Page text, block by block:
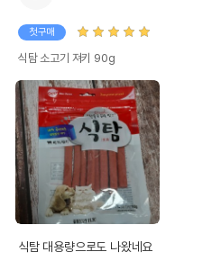
첫구매
식탐 소고기 져키 90g
식탐 대용량으로도 나왔네요